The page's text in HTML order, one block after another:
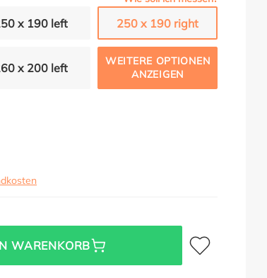
x 190 left 250 x 190 right
x 200 left
WEITERE OPTIONEN
ANZEIGEN
WARENKORB
Zum Merkzettel